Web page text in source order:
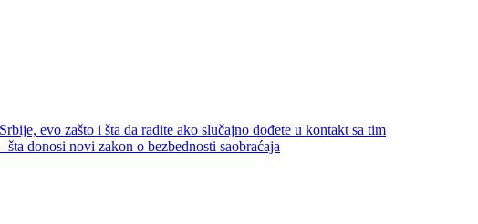
evo zašto i šta da radite ako slučajno dođete u kontakt sa tim
donosi novi zakon o bezbednosti saobraćaja